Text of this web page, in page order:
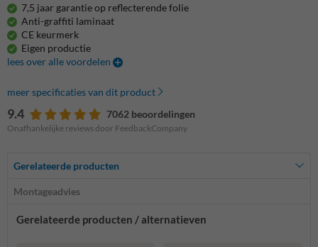
7,5 jaar garantie op reflecterende folie
Anti-graffiti laminaat
CE keurmerk
Eigen productie
lees over alle voordelen
meer specificaties van dit product
9.4 7062 beoordelingen
Onafhankelijke reviews door FeedbackCompany
Gerelateerde producten
Montageadvies
Gerelateerde producten / alternatieven